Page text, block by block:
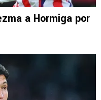
a Hormiga por